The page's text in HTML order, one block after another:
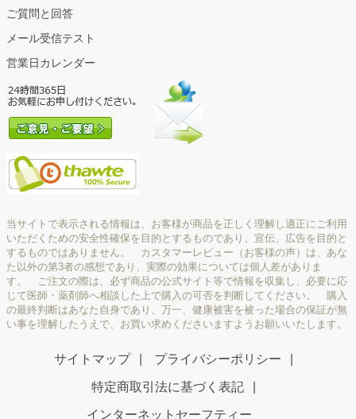
ご質問と回答
メール受信テスト
営業日カレンダー
当サイトで表示される情報は、お客様が商品を正しく理解し適正にご利用
いただくための安全性確保を目的とするものであり、宣伝、広告を目的と
するものではありません。 カスタマーレビュー（お客様の声）は、あな
た以外の第3者の感想であり、実際の効果については個人差がありま
す。 ご注文の際は、必ず商品の公式サイト等で情報を収集し、必要に応
じて医師・薬剤師へ相談した上で購入の可否を判断してください。 購入
の最終判断はあなた自身であり、万一、健康被害を被った場合の保証が無
い事を理解したうえで、お買い求めくださいますようお願いいたします。
サイトマップ プライバシーポリシー
特定商取引法に基づく表記
インターネットセーフティー